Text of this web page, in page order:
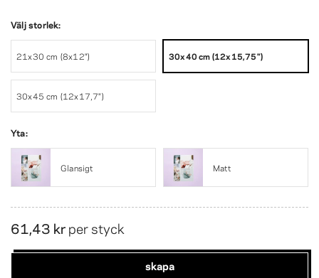
Välj storlek:
21x30 cm (8x12") 30x40 cm (12x15,75")
30x45 cm (12x17,7")
Yta:
Glansigt Matt
61,43 krper styck
skapa